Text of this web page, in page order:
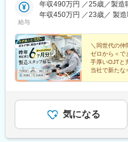
て、愛知県内のいずれかの
煙※自動車・バイク通勤可能
給与
年収490万円 ／25歳／製造
年収450万円 ／23歳／ 製造
＼同世代の仲
ゼロから＜で
手厚いOJTと
当社で新たな
気になる